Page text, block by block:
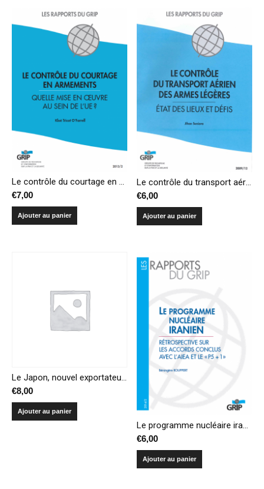
Le contrôle du courtage en armements. Quelle mise en oeuvre au sein de l’UE?
€7,00
Ajouter au panier
Le contrôle du transport aérien des armes légères – Etat des lieux et défis
€6,00
Ajouter au panier
Le Japon, nouvel exportateur d’armements : histoire, régulations et perspectives stratégiques
€8,00
Ajouter au panier
Le programme nucléaire iranien : Rétrospective sur les accords conclus avec l’AIEA et le « P5+1 »
€6,00
Ajouter au panier